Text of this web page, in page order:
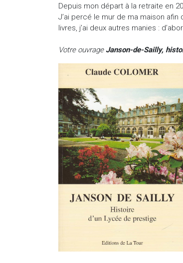
Depuis mon départ à la retraite en
J’ai percé le mur de ma maison
livres, j’ai deux autres manies :
Votre ouvrage Janson-de-Sailly,